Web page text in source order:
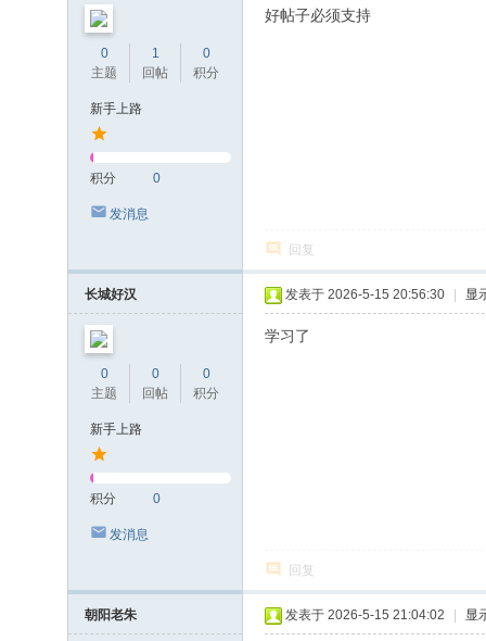
0
主题
1
回帖
0
积分
新手上路
积分 0
发消息
好帖子必须支持
回复
长城好汉
0
主题
0
回帖
0
积分
新手上路
积分 0
发消息
发表于 2026-5-15 20:56:30 显
学习了
回复
朝阳老朱 发表于 2026-5-15 21:04:02 显